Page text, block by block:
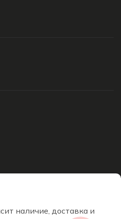
наличие, доставка и
данных